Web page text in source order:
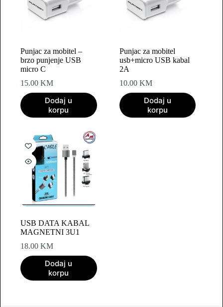
Punjac za mobitel –
brzo punjenje USB
micro C
15.00 KM
Dodaj u
korpu
Punjac za mobitel
usb+micro USB kabal
2A
10.00 KM
Dodaj u
korpu
USB DATA KABAL
MAGNETNI 3U1
18.00 KM
Dodaj u
korpu